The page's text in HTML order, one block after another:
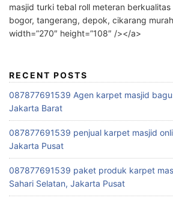
masjid turki tebal roll meteran
bogor, tangerang, depok, cikarang
width=”270″ height=”108″ /></a>
RECENT POSTS
087877691539 Agen karpet masjid
Jakarta Barat
087877691539 penjual karpet masjid
Jakarta Pusat
087877691539 paket produk karpet
Sahari Selatan, Jakarta Pusat